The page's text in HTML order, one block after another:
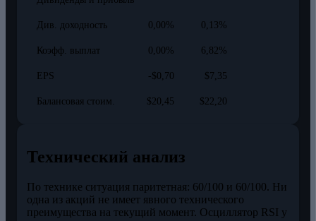
Див. доходность 0,00% 0,13%
Коэфф. выплат 0,00% 6,82%
EPS -$0,70 $7,35
Балансовая стоим. $20,45 $22,20
Технический анализ
По технике ситуация паритетная: 60/100 и 60/100. Ни
одна из акций не имеет явного технического
преимущества на текущий момент. Осциллятор RSI у